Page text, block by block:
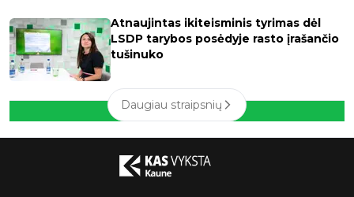
Atnaujintas ikiteisminis tyrimas dėl
LSDP tarybos posėdyje rasto įrašančio
tušinuko
Daugiau straipsnių